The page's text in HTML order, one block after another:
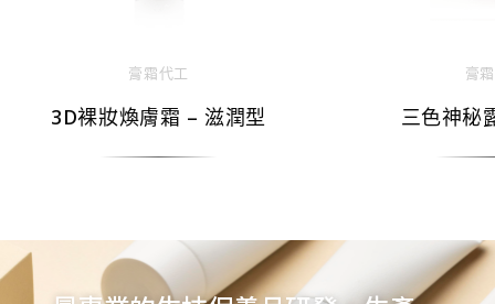
膏霜代工
3D裸妝煥膚霜 – 滋潤型
膏
三色神秘